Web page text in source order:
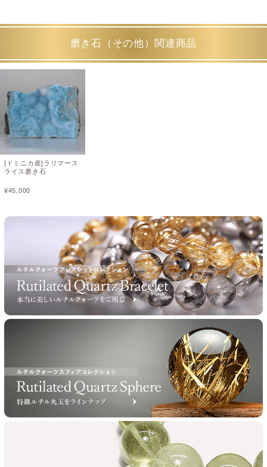
磨き石（その他）関連商品
[ドミニカ産]ラリマース
ライス磨き石
¥45,000